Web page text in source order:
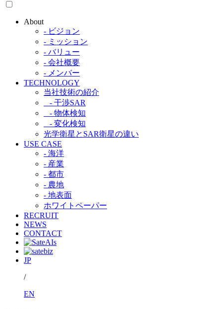
About
- ビジョン
- ミッション
- バリュー
- 会社概要
- メンバー
TECHNOLOGY
当社技術の紹介​
- 干渉SAR​
- 物体検知​
- 変化検知​
光学衛星とSAR衛星の違い​
USE CASE
- 海洋
- 産業
- 都市​
- 農地
- 地表面
ホワイトペーパー
RECRUIT
NEWS
CONTACT
JP
/
EN